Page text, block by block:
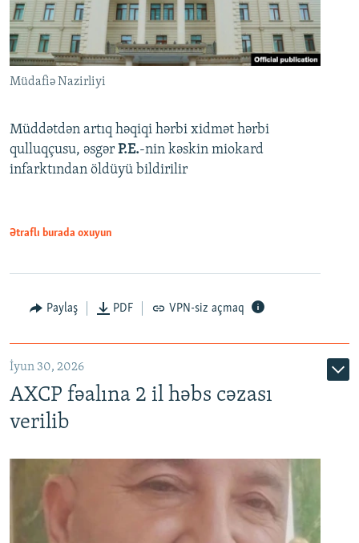
Müdafiə Nazirliyi
Müddətdən artıq həqiqi hərbi xidmət hərbi
qulluqçusu, əsgər P.E.-nin kəskin miokard
infarktından öldüyü bildirilir
Ətraflı burada oxuyun
Paylaş PDF VPN-siz açmaq
İyun 30, 2026
AXCP fəalına 2 il həbs cəzası
verilib